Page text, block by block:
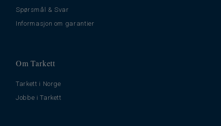
Spørsmål & Svar
Informasjon om garantier
Om Tarkett
Tarkett i Norge
Jobbe i Tarkett